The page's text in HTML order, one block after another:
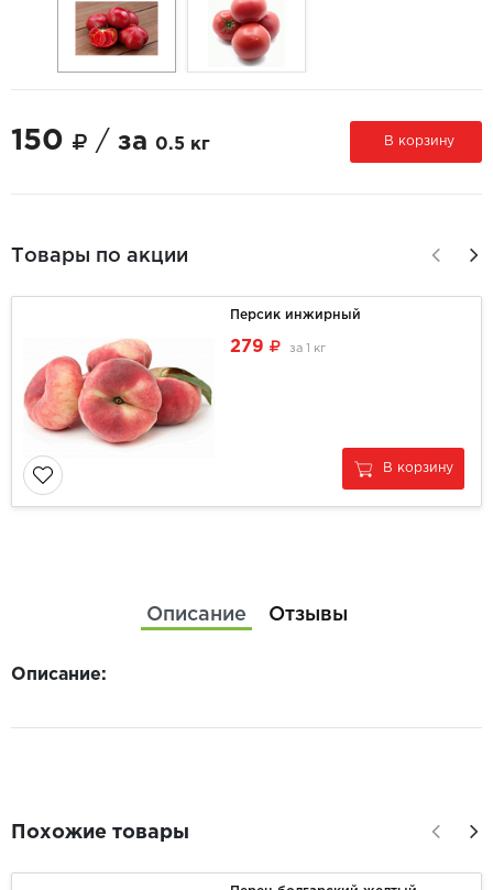
150 / за 0.5 кг В корзину
Товары по акции
Персик инжирный
279 за 1 кг
В корзину
Описание Отзывы
Описание:
Похожие товары